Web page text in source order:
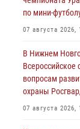
по мини-
07 августа 2026,
В Нижнем
вопросам
охраны
07 августа 2026,